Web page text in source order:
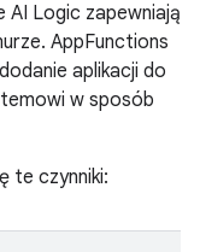
AI Logic zapewniają
AppFunctions
aplikacji do
w sposób
te czynniki: